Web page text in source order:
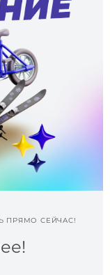
ПРЯМО СЕЙЧАС!